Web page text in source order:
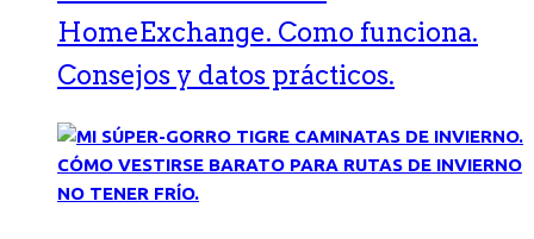
HomeExchange. Como funciona.
Consejos y datos prácticos.